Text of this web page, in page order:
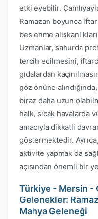
etkileyebilir.
Ramazan boyunca
beslenme
Uzmanlar, sahurda
tercih edilmesini,
gıdalardan
göz önüne
biraz daha uzun
halk, sıcak havalarda
amacıyla dikkatli
göstermektedir.
aktivite yapmak da
açısından önemli bir
Türkiye - Mersin -
Gelenekler:
Mahya Geleneği